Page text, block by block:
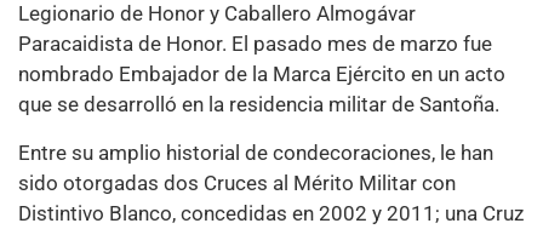
Legionario de Honor y Caballero Almogávar
Paracaidista de Honor. El pasado mes de marzo fue
nombrado Embajador de la Marca Ejército en un acto
que se desarrolló en la residencia militar de Santoña.
Entre su amplio historial de condecoraciones, le han
sido otorgadas dos Cruces al Mérito Militar con
Distintivo Blanco, concedidas en 2002 y 2011; una Cruz